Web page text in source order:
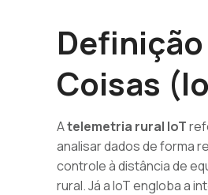
Coisas
Atelemetria rural IoT
analisar dados de forma
controle à distância de
rural. Já a IoT engloba a